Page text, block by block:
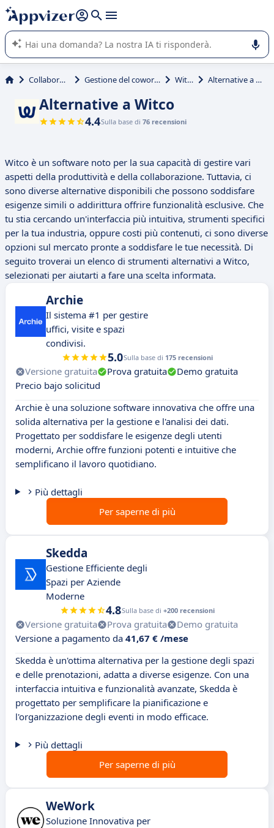
righe con
shift + enter
L'IA di Appvizer vi guida nell'utilizzo o nella scelta di un
software SaaS per la vostra azienda.
Collaborativi Gestione del coworking Witco Alternative a Witco
Alternative a Witco
4.4Sulla base di 76 recensioni
Witco è un software noto per la sua capacità di gestire vari
aspetti della produttività e della collaborazione. Tuttavia, ci
sono diverse alternative disponibili che possono soddisfare
esigenze simili o addirittura offrire funzionalità esclusive. Che
tu stia cercando un'interfaccia più intuitiva, strumenti specifici
per la tua industria, oppure costi più contenuti, ci sono diverse
opzioni sul mercato pronte a soddisfare le tue necessità. Di
seguito troverai un elenco di strumenti alternativi a Witco,
selezionati per aiutarti a fare una scelta informata.
Archie
Il sistema #1 per gestire
uffici, visite e spazi
condivisi.
5.0Sulla base di 175 recensioni
Versione gratuita Prova gratuita
Demo gratuita
Precio bajo solicitud
Archie è una soluzione software innovativa che offre una
solida alternativa per la gestione e l'analisi dei dati.
Progettato per soddisfare le esigenze degli utenti
moderni, Archie offre funzioni potenti e intuitive che
semplificano il lavoro quotidiano.
Più dettagli
Per saperne di più
Skedda
Gestione Efficiente degli
Spazi per Aziende
Moderne
4.8Sulla base di +200 recensioni
Versione gratuita Prova gratuita
Demo gratuita
Versione a pagamento da 41,67 € /mese
Skedda è un'ottima alternativa per la gestione degli spazi
e delle prenotazioni, adatta a diverse esigenze. Con una
interfaccia intuitiva e funzionalità avanzate, Skedda è
progettato per semplificare la pianificazione e
l'organizzazione degli eventi in modo efficace.
Più dettagli
Per saperne di più
WeWork
Soluzione Innovativa per